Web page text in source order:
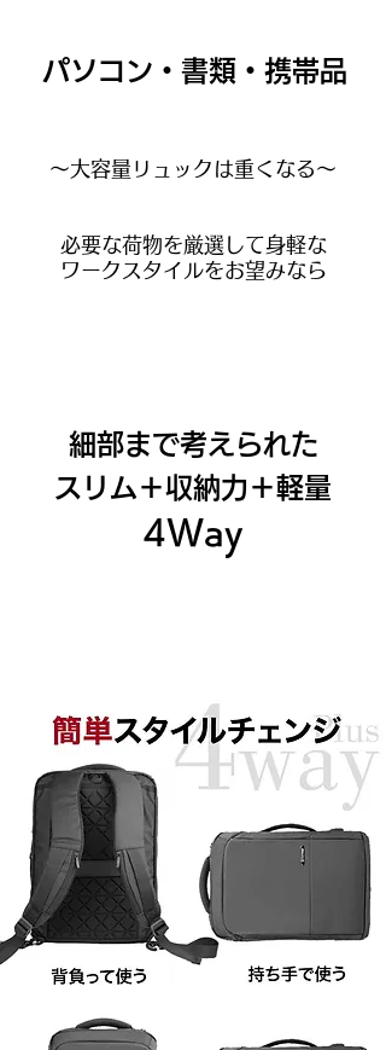
パソコン・書類・携帯品
～大容量リュックは重くなる～
必要な荷物を厳選して身軽な
​ワークスタイルをお望みなら
細部まで考えられた
スリム＋収納力＋軽量
4Way